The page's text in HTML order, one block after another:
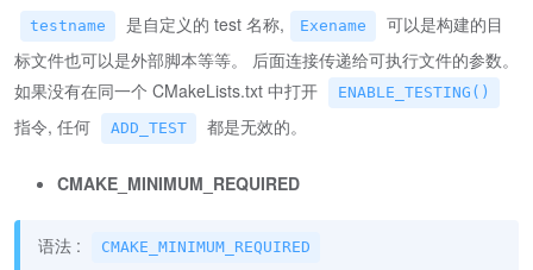
testname 是自定义的 test 名称, Exename
可以是构建的目
标文件也可以是外部脚本等等。 后面连接传递给可执行文件的参数。
如果没有在同一个 CMakeLists.txt 中打开
ENABLE_TESTING()
指令, 任何 ADD_TEST 都是无效的。
CMAKE_MINIMUM_REQUIRED
语法 : CMAKE_MINIMUM_REQUIRED